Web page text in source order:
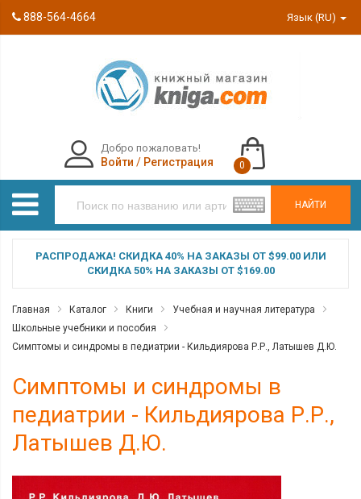
888-564-4664 Язык (RU)
НАЙТИ
Добро пожаловать!
Войти / Регистрация 0
РАСПРОДАЖА! СКИДКА 40% НА ЗАКАЗЫ ОТ $99.00 ИЛИ
СКИДКА 50% НА ЗАКАЗЫ ОТ $169.00
Главная Каталог Книги
Учебная и научная литература
Школьные учебники и пособия
Симптомы и синдромы в педиатрии - Кильдиярова Р.Р., Латышев Д.Ю.
Симптомы и синдромы в
педиатрии - Кильдиярова Р.Р.,
Латышев Д.Ю.